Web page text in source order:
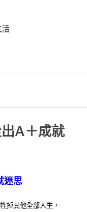
A＋成就
迷思
掉其他全部人生，